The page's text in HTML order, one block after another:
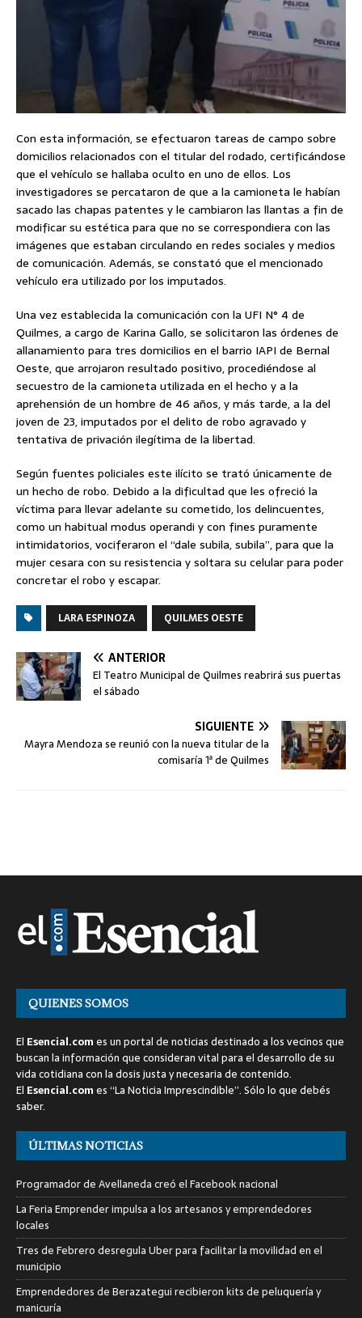
Con esta información, se efectuaron tareas de campo sobre
domicilios relacionados con el titular del rodado, certificándose
que el vehículo se hallaba oculto en uno de ellos. Los
investigadores se percataron de que a la camioneta le habían
sacado las chapas patentes y le cambiaron las llantas a fin de
modificar su estética para que no se correspondiera con las
imágenes que estaban circulando en redes sociales y medios
de comunicación. Además, se constató que el mencionado
vehículo era utilizado por los imputados.
Una vez establecida la comunicación con la UFI N° 4 de
Quilmes, a cargo de Karina Gallo, se solicitaron las órdenes de
allanamiento para tres domicilios en el barrio IAPI de Bernal
Oeste, que arrojaron resultado positivo, procediéndose al
secuestro de la camioneta utilizada en el hecho y a la
aprehensión de un hombre de 46 años, y más tarde, a la del
joven de 23, imputados por el delito de robo agravado y
tentativa de privación ilegítima de la libertad.
Según fuentes policiales este ilícito se trató únicamente de
un hecho de robo. Debido a la dificultad que les ofreció la
víctima para llevar adelante su cometido, los delincuentes,
como un habitual modus operandi y con fines puramente
intimidatorios, vociferaron el “dale subila, subila”, para que la
mujer cesara con su resistencia y soltara su celular para poder
concretar el robo y escapar.
LARA ESPINOZA QUILMES OESTE
ANTERIOR
El Teatro Municipal de Quilmes reabrirá sus puertas
el sábado
SIGUIENTE
Mayra Mendoza se reunió con la nueva titular de la
comisaría 1ª de Quilmes
QUIENES SOMOS
El Esencial.comes un portal de noticias destinado a los vecinos que
buscan la información que consideran vital para el desarrollo de su
vida cotidiana con la dosis justa y necesaria de contenido.
El Esencial.comes “La Noticia Imprescindible”. Sólo lo que debés
saber.
ÚLTIMAS NOTICIAS
Programador de Avellaneda creó el Facebook nacional
La Feria Emprender impulsa a los artesanos y emprendedores
locales
Tres de Febrero desregula Uber para facilitar la movilidad en el
municipio
Emprendedores de Berazategui recibieron kits de peluquería y
manicuría